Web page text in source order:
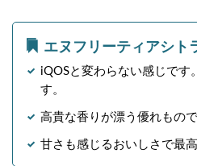
エヌフリーティアシト
iQOSと変わらない感じです
す。
高貴な香りが漂う優れもので
甘さも感じるおいしさで最